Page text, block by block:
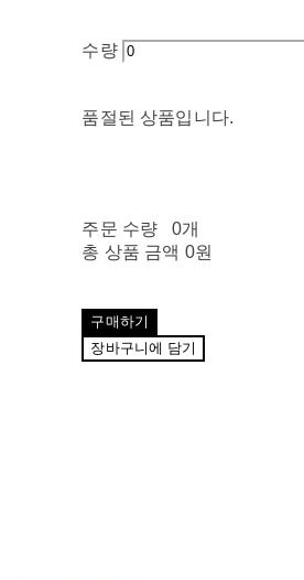
수량
품절된 상품입니다.
주문 수량
0개
총 상품 금액 0원
구매하기
장바구니에 담기